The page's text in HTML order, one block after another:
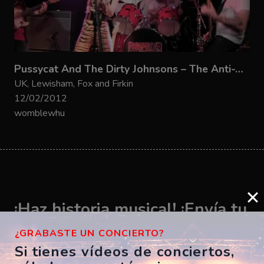
Pussycat And The Dirty Johnsons – The Anti-Valentines Party
UK, Lewisham, Fox and Firkin
12/02/2012
womblewhu
¡Haz historia musical! ¡Envía tu
vídeo ahora!
¿GRABASTE UN CONCIERTO?
Si tienes vídeos de conciertos,